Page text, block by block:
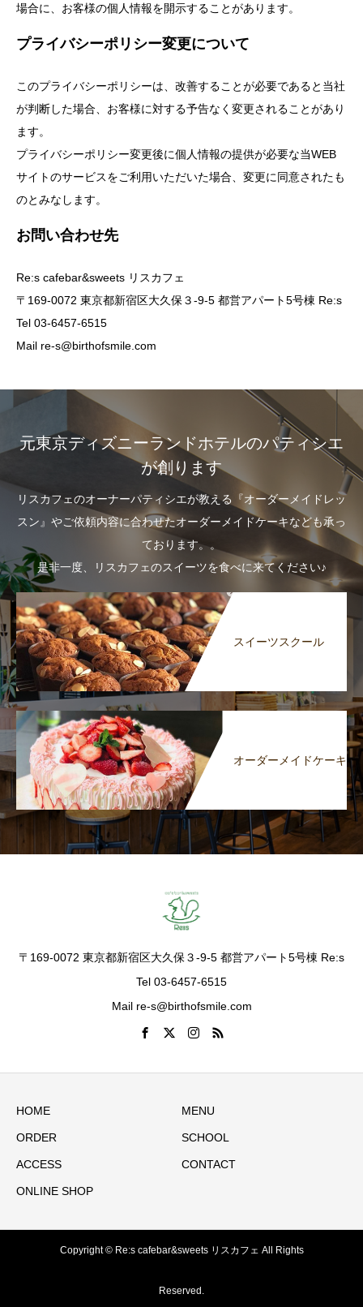
場合に、お客様の個人情報を開示することがあります。
プライバシーポリシー変更について
このプライバシーポリシーは、改善することが必要であると当社
が判断した場合、お客様に対する予告なく変更されることがあり
ます。
プライバシーポリシー変更後に個人情報の提供が必要な当WEB
サイトのサービスをご利用いただいた場合、変更に同意されたも
のとみなします。
お問い合わせ先
Re:s cafebar&sweets リスカフェ
〒169-0072 東京都新宿区大久保３-9-5 都営アパート5号棟 Re:s
Tel 03-6457-6515
Mail re-s@birthofsmile.com
元東京ディズニーランドホテルのパティシエ
が創ります
リスカフェのオーナーパティシエが教える『オーダーメイドレッ
スン』やご依頼内容に合わせたオーダーメイドケーキなども承っ
ております。。
是非一度、リスカフェのスイーツを食べに来てください♪
スイーツスクール
オーダーメイドケーキ
〒169-0072 東京都新宿区大久保３-9-5 都営アパート5号棟 Re:s
Tel 03-6457-6515
Mail re-s@birthofsmile.com
HOME MENU
ORDER SCHOOL
ACCESS CONTACT
ONLINE SHOP
Copyright © Re:s cafebar&sweets リスカフェ All Rights
Reserved.